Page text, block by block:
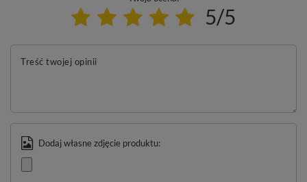
5/5
Treść twojej opinii
Dodaj własne zdjęcie produktu: